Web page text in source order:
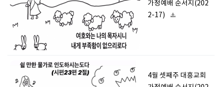
가정예배 순서지(202
2-17)
4월 셋째주 대흥교회